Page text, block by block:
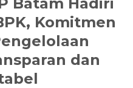
Komitmen
dan